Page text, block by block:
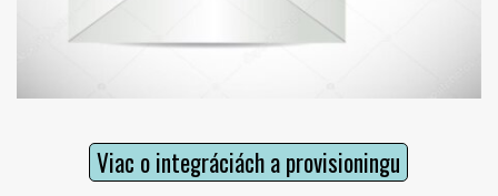
Viac o integráciách a provisioningu